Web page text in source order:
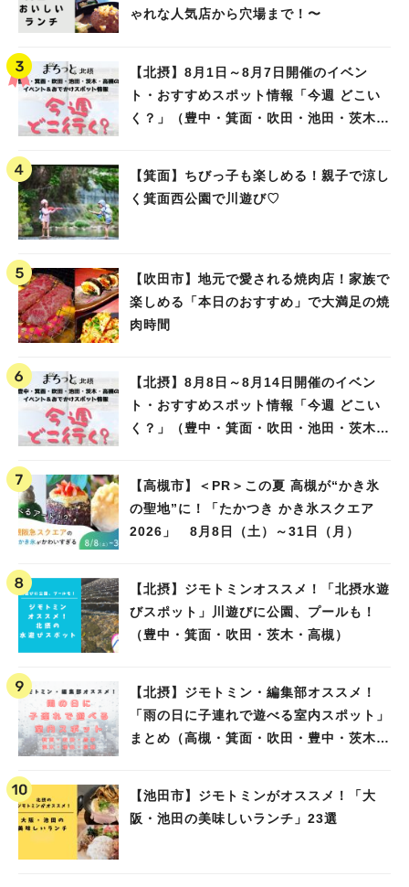
ゃれな人気店から穴場まで！〜
【北摂】8月1日～8月7日開催のイベン
ト・おすすめスポット情報「今週 どこい
く？」（豊中・箕面・吹田・池田・茨木・
【箕面】ちびっ子も楽しめる！親子で涼し
く箕面西公園で川遊び♡
【吹田市】地元で愛される焼肉店！家族で
楽しめる「本日のおすすめ」で大満足の焼
肉時間
【北摂】8月8日～8月14日開催のイベン
ト・おすすめスポット情報「今週 どこい
く？」（豊中・箕面・吹田・池田・茨木・
【高槻市】＜PR＞この夏 高槻が“かき氷
の聖地”に！「たかつき かき氷スクエア
2026」 8月8日（土）～31日（月）
【北摂】ジモトミンオススメ！「北摂水遊
びスポット」川遊びに公園、プールも！
（豊中・箕面・吹田・茨木・高槻）
【北摂】ジモトミン・編集部オススメ！
「雨の日に子連れで遊べる室内スポット」
まとめ（高槻・箕面・吹田・豊中・茨木・
【池田市】ジモトミンがオススメ！「大
阪・池田の美味しいランチ」23選